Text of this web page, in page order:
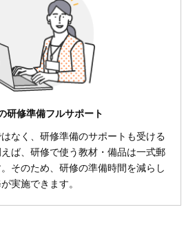
研修準備フルサポート
なく、研修準備のサポートも受ける
ば、研修で使う教材・備品は一式郵
そのため、研修の準備時間を減らし
実施できます。